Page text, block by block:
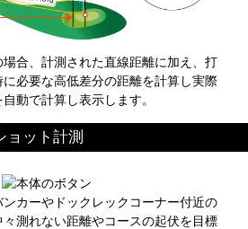
合、計測された直線距離に加え、打
必要な高低差分の距離を計算し実際
動で計算し表示します。
ョット計測
カーやドックレックコーナー付近の
測れない距離やコースの起伏を目標